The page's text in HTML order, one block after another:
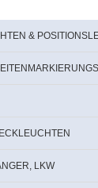
&
LKW